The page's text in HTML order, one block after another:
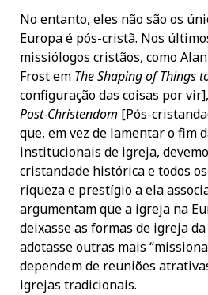
No entanto, eles não são os
Europa é pós-cristã. Nos
missiólogos cristãos, como
Frost em The Shaping of Things
configuração das coisas por
Post-Christendom [Pós-
que, em vez de lamentar o fim
institucionais de igreja,
cristandade histórica e todos
riqueza e prestígio a ela
argumentam que a igreja na
deixasse as formas de igreja
adotasse outras mais
dependem de reuniões
igrejas tradicionais.